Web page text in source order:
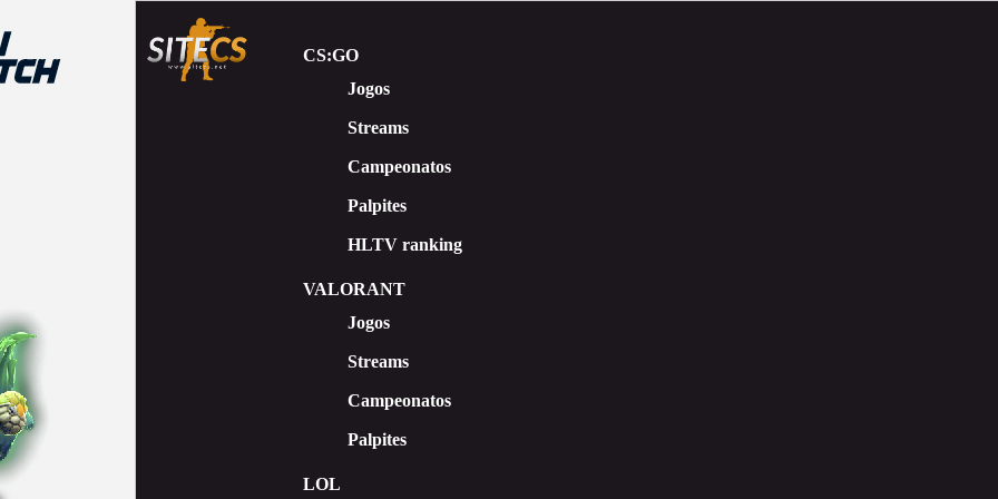
CS:GO
Jogos
Streams
Сampeonatos
Palpites
HLTV ranking
VALORANT
Jogos
Streams
Campeonatos
Palpites
LOL